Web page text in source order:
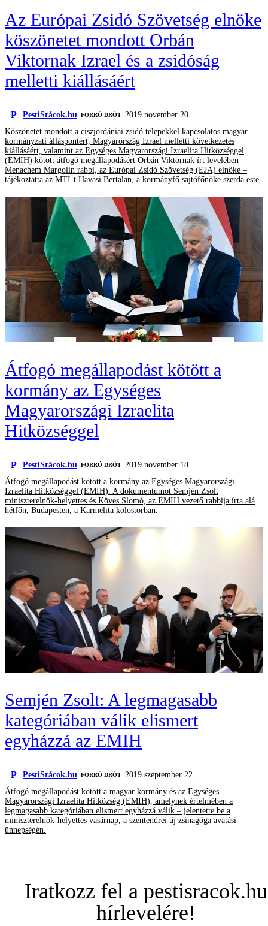
Az Európai Zsidó Szövetség elnöke
köszönetet mondott Orbán
Viktornak Izrael és a zsidóság
melletti kiállásáért
P PestiSrácok.hu FORRÓ DRÓT
2019 november 20.
Köszönetet mondott a ciszjordániai zsidó telepekkel kapcsolatos magyar
kormányzati álláspontért, Magyarország Izrael melletti következetes
kiállásáért, valamint az Egységes Magyarországi Izraelita Hitközséggel
(EMIH) kötött átfogó megállapodásért Orbán Viktornak írt levelében
Menachem Margolin rabbi, az Európai Zsidó Szövetség (EJA) elnöke –
tájékoztatta az MTI-t Havasi Bertalan, a kormányfő sajtófőnöke szerda este.
Átfogó megállapodást kötött a
kormány az Egységes
Magyarországi Izraelita
Hitközséggel
P PestiSrácok.hu FORRÓ DRÓT
2019 november 18.
Átfogó megállapodást kötött a kormány az Egységes Magyarországi
Izraelita Hitközséggel (EMIH). A dokumentumot Semjén Zsolt
miniszterelnök-helyettes és Köves Slomó, az EMIH vezető rabbija írta alá
hétfőn, Budapesten, a Karmelita kolostorban.
Semjén Zsolt: A legmagasabb
kategóriában válik elismert
egyházzá az EMIH
P PestiSrácok.hu FORRÓ DRÓT 2019 szeptember 22.
Átfogó megállapodást kötött a magyar kormány és az Egységes
Magyarországi Izraelita Hitközség (EMIH), amelynek értelmében a
legmagasabb kategóriában elismert egyházzá válik – jelentette be a
miniszterelnök-helyettes vasárnap, a szentendrei új zsinagóga avatási
ünnepségén.
Iratkozz fel a pestisracok.hu
hírlevelére!